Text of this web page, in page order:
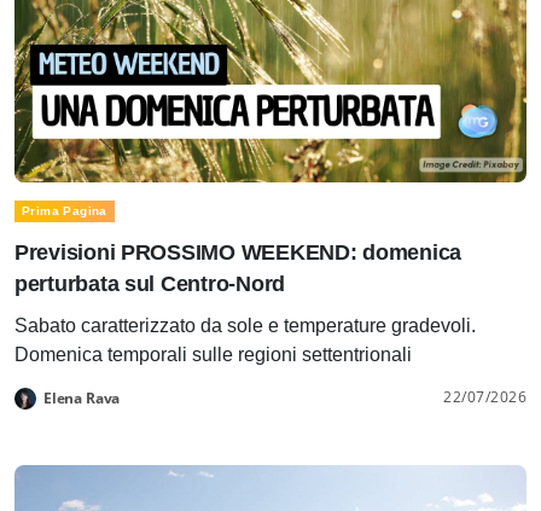
Prima Pagina
Previsioni PROSSIMO WEEKEND: domenica
perturbata sul Centro-Nord
Sabato caratterizzato da sole e temperature gradevoli.
Domenica temporali sulle regioni settentrionali
Elena Rava 22/07/2026